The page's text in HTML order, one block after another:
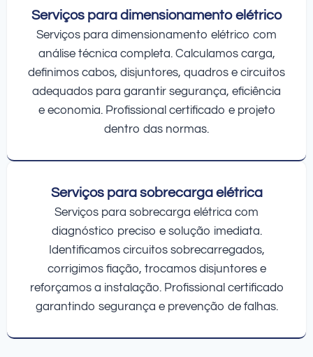
Serviços para dimensionamento elétrico
Serviços para dimensionamento elétrico com
análise técnica completa. Calculamos carga,
definimos cabos, disjuntores, quadros e circuitos
adequados para garantir segurança, eficiência
e economia. Profissional certificado e projeto
dentro das normas.
Serviços para sobrecarga elétrica
Serviços para sobrecarga elétrica com
diagnóstico preciso e solução imediata.
Identificamos circuitos sobrecarregados,
corrigimos fiação, trocamos disjuntores e
reforçamos a instalação. Profissional certificado
garantindo segurança e prevenção de falhas.